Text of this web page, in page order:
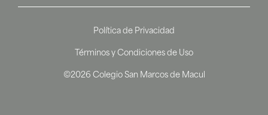
©2026 Colegio San Marcos de Macul
Política de Privacidad
Términos y Condiciones de Uso